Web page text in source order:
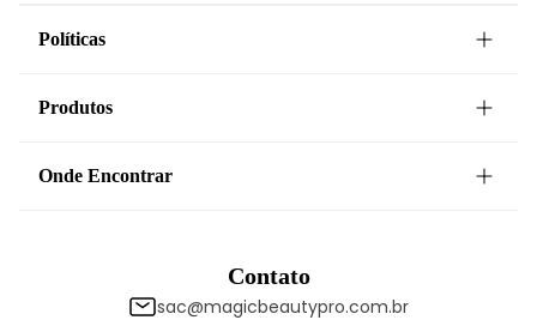
Políticas
Produtos
Onde Encontrar
Contato
sac@magicbeautypro.com.br